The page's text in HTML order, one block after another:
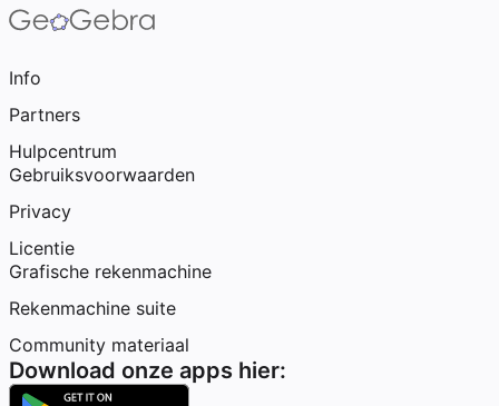
Info
Partners
Hulpcentrum
Gebruiksvoorwaarden
Privacy
Licentie
Grafische rekenmachine
Rekenmachine suite
Community materiaal
Download onze apps hier: